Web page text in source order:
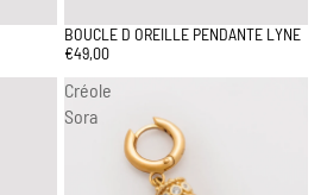
BOUCLE D OREILLE PENDANTE LYNE
€49,00
Créole
Sora